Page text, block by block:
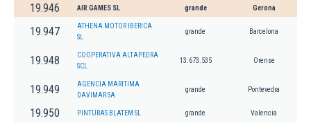
19.946 AIR GAMES SL grande Gerona
19.947
ATHENA MOTOR IBERICA
SL
grande Barcelona
19.948
COOPERATIVA ALTAPEDRA
SCL
13.673.535 Orense
19.949
AGENCIA MARITIMA
DAVIMAR SA
grande Pontevedra
19.950 PINTURAS BLATEM SL grande Valencia